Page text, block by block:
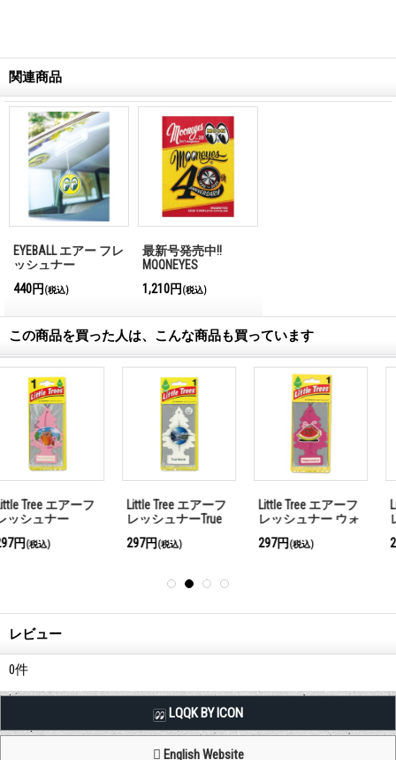
関連商品
EYEBALL エアー フレ
ッシュナー
440円 (税込)
最新号発売中!!
MQQNEYES
International
Magazine No.28 2026
1,210円 (税込)
この商品を買った人は、こんな商品も買っています
Little Tree エアーフ
レッシュナーTrue
North
297円(税込)
Little Tree エアーフ
レッシュナー ウォ
ーターメロン
297円(税込)
Little Tree エアーフ
レッシュナー フレ
ッシュ シェイブ
297円(税込)
レビュー
0件
LQQK BY ICON
English Website